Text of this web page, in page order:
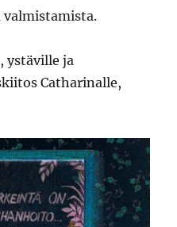
ystäville ja
Catharinalle,